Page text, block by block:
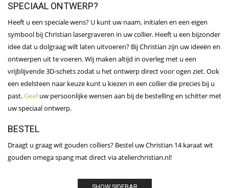
SPECIAAL ONTWERP?
Heeft u een speciale wens? U kunt uw naam, initialen en een eigen
symbool bij Christian lasergraveren in uw collier. Heeft u een bijzonder
idee dat u dolgraag wilt laten uitvoeren? Bij Christian zijn uw ideeën en
ontwerpen uit te voeren. Wij maken altijd in overleg met u een
vrijblijvende 3D-schets zodat u het ontwerp direct voor ogen ziet. Ook
een edelsteen naar keuze kunt u kiezen in een collier die precies bij u
past.Geefuw persoonlijke wensen aan bij de bestelling en schitter met
uw speciaal ontwerp.
BESTEL
Draagt u graag wit gouden colliers? Bestel uw Christian 14 karaat wit
gouden omega spang mat direct via atelierchristian.nl!